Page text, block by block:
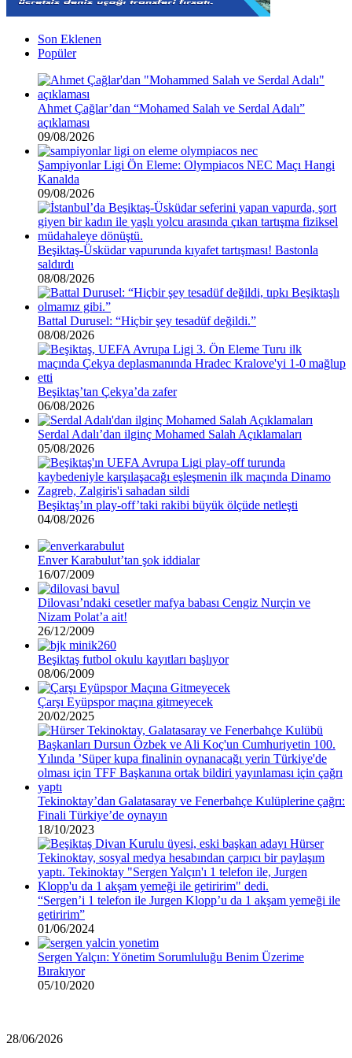
Son Eklenen
Popüler
Ahmet Çağlar’dan “Mohamed Salah ve Serdal Adalı”
açıklaması
09/08/2026
Şampiyonlar Ligi Ön Eleme: Olympiacos NEC Maçı Hangi
Kanalda
09/08/2026
Beşiktaş-Üsküdar vapurunda kıyafet tartışması! Bastonla
saldırdı
08/08/2026
Battal Durusel: “Hiçbir şey tesadüf değildi.”
08/08/2026
Beşiktaş’tan Çekya’da zafer
06/08/2026
Serdal Adalı’dan ilginç Mohamed Salah Açıklamaları
05/08/2026
Beşiktaş’ın play-off’taki rakibi büyük ölçüde netleşti
04/08/2026
Enver Karabulut’tan şok iddialar
16/07/2009
Dilovası’ndaki cesetler mafya babası Cengiz Nurçin ve
Nizam Polat’a ait!
26/12/2009
Beşiktaş futbol okulu kayıtları başlıyor
08/06/2009
Çarşı Eyüpspor maçına gitmeyecek
20/02/2025
Tekinoktay’dan Galatasaray ve Fenerbahçe Kulüplerine çağrı:
Finali Türkiye’de oynayın
18/10/2023
“Sergen’i 1 telefon ile Jurgen Klopp’u da 1 akşam yemeği ile
getiririm”
01/06/2024
Sergen Yalçın: Yönetim Sorumluluğu Benim Üzerime
Bırakıyor
05/10/2020
Rıza
28/06/2026